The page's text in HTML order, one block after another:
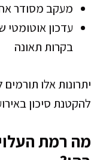
מעקב מסודר
עדכון
בקרות תאונה
יתרונות אלו
להקטנת סיכון
מה רמת